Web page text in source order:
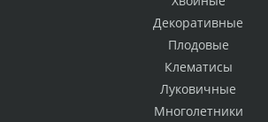
Декоративные
Плодовые
Клематисы
Луковичные
Многолетники